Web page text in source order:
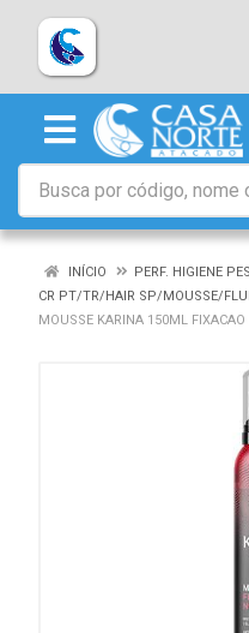
INÍCIO
PERF. HIGIENE
CR PT/TR/HAIR SP/MOUSSE/
MOUSSE KARINA 150ML